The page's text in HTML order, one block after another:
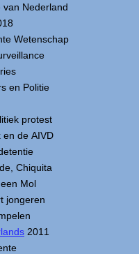
van Nederland
Wetenschap
en Politie
protest
en de AIVD
Chiquita
Mol
jongeren
2011